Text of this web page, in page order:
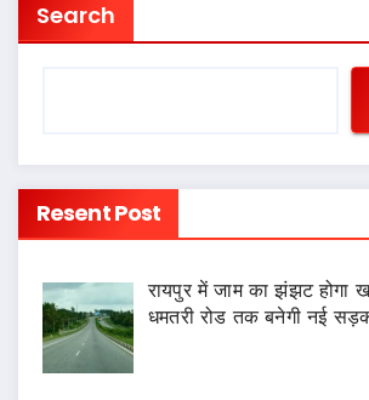
Search
Resent Post
रायपुर में जाम का झंझट होगा
धमतरी रोड तक बनेगी नई